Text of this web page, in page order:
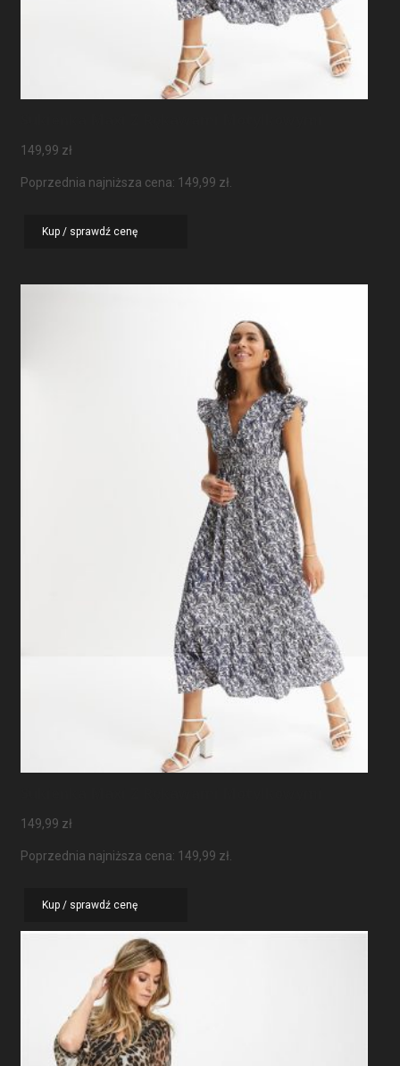
149,99 zł
Poprzednia najniższa cena: 149,99 zł
Kup / sprawdź cenę
149,99 zł
Poprzednia najniższa cena: 149,99 zł
Kup / sprawdź cenę